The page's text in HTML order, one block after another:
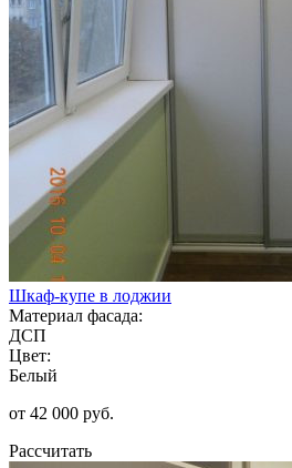
Шкаф-купе в лоджии
Материал фасада:
ДСП
Цвет:
Белый
от 42 000 руб.
Рассчитать